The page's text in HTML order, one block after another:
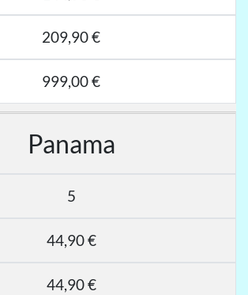
209,90 €
999,00 €
Panama
5
44,90 €
44,90 €